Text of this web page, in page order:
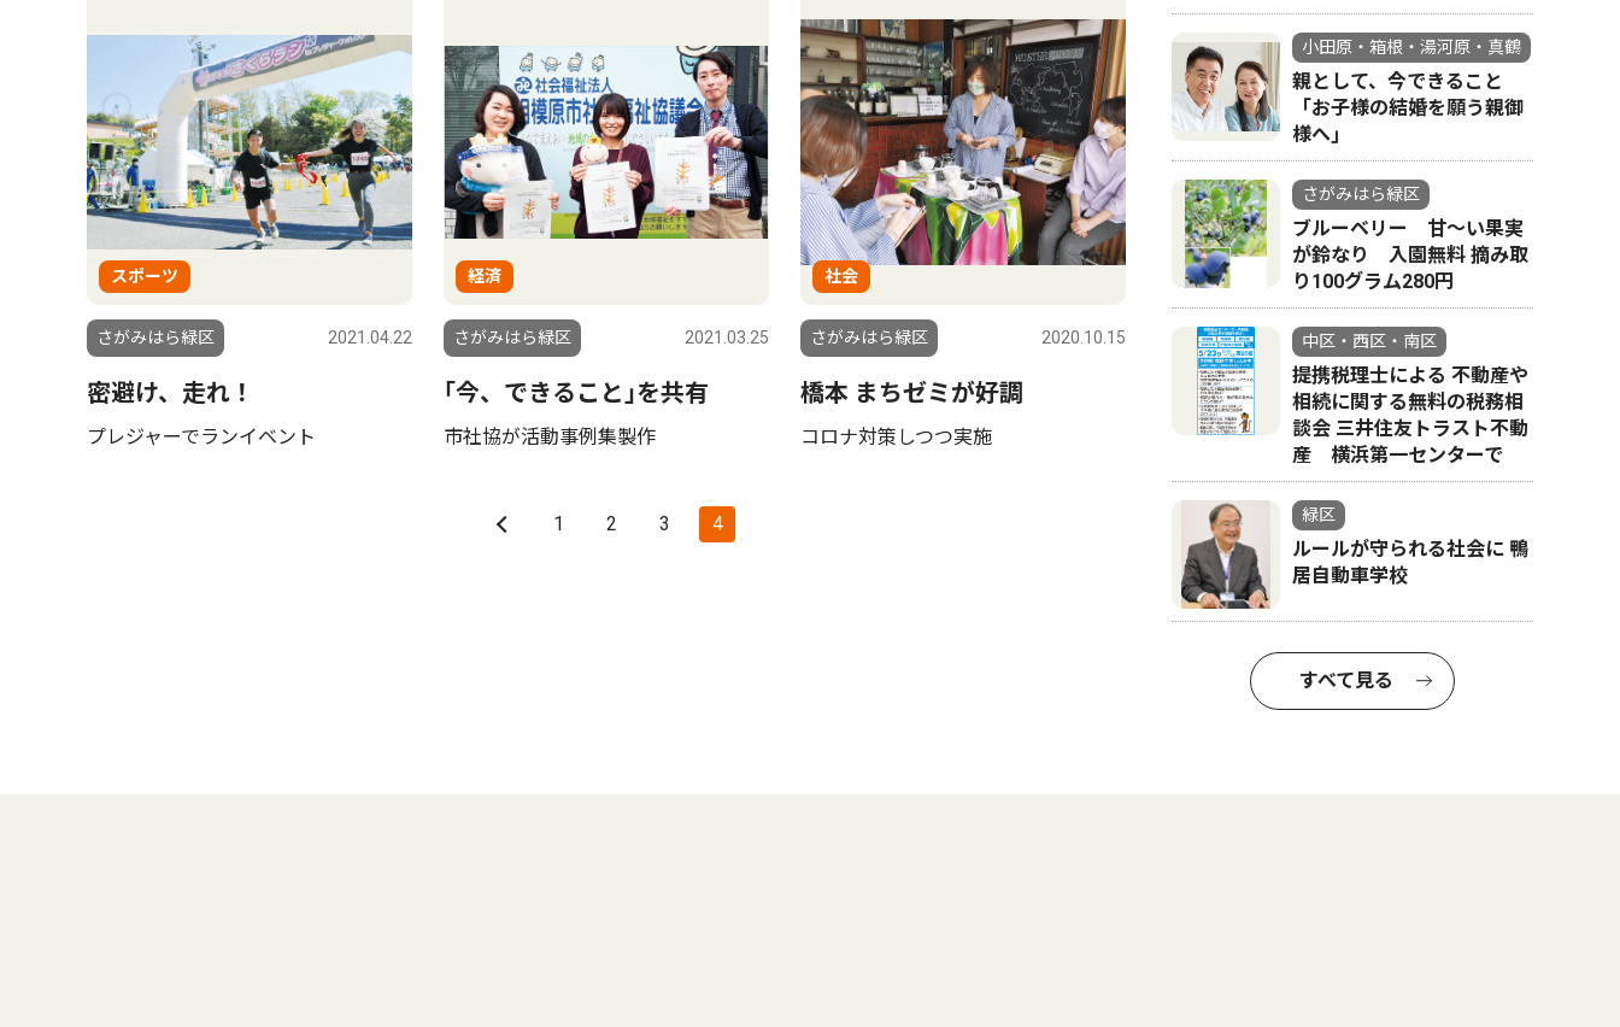
スポーツ
さがみはら緑区 2021.04.22
密避け、走れ！
プレジャーでランイベント
経済
さがみはら緑区 2021.03.25
｢今、できること｣を共有
市社協が活動事例集製作
社会
さがみはら緑区 2020.10.15
橋本 まちゼミが好調
コロナ対策しつつ実施
1 2 3 4
小田原・箱根・湯河原・真鶴
親として、今できること
「お子様の結婚を願う親御
様へ｣
さがみはら緑区
ブルーベリー 甘〜い果実
が鈴なり 入園無料 摘み取
り100グラム280円
中区・西区・南区
提携税理士による 不動産や
相続に関する無料の税務相
談会 三井住友トラスト不動
産 横浜第一センターで
緑区
ルールが守られる社会に 鴨
居自動車学校
すべて見る